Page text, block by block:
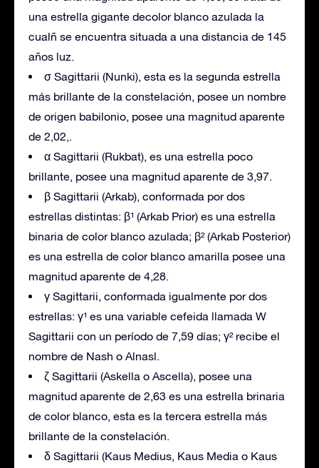
una estrella gigante decolor blanco azulada la
cualñ se encuentra situada a una distancia de 145
años luz.
σ Sagittarii (Nunki), esta es la segunda estrella
más brillante de la constelación, posee un nombre
de origen babilonio, posee una magnitud aparente
de 2,02,.
α Sagittarii (Rukbat), es una estrella poco
brillante, posee una magnitud aparente de 3,97.
β Sagittarii (Arkab), conformada por dos
estrellas distintas: β¹ (Arkab Prior) es una estrella
binaria de color blanco azulada; β² (Arkab Posterior)
es una estrella de color blanco amarilla posee una
magnitud aparente de 4,28.
γ Sagittarii, conformada igualmente por dos
estrellas: γ¹ es una variable cefeida llamada W
Sagittarii con un período de 7,59 días; γ² recibe el
nombre de Nash o Alnasl.
ζ Sagittarii (Askella o Ascella), posee una
magnitud aparente de 2,63 es una estrella brinaria
de color blanco, esta es la tercera estrella más
brillante de la constelación.
δ Sagittarii (Kaus Medius, Kaus Media o Kaus